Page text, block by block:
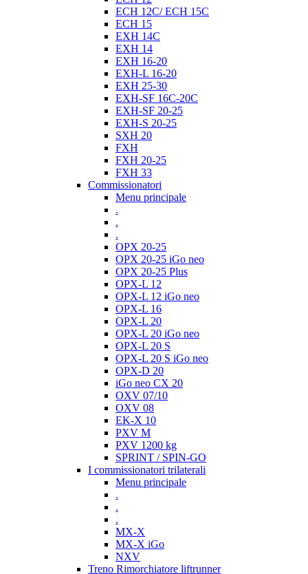
ECH 12C/ ECH 15C
ECH 15
EXH 14C
EXH 14
EXH 16-20
EXH-L 16-20
EXH 25-30
EXH-SF 16C-20C
EXH-SF 20-25
EXH-S 20-25
SXH 20
FXH
FXH 20-25
FXH 33
Commissionatori
Menu principale
.
.
.
OPX 20-25
OPX 20-25 iGo neo
OPX 20-25 Plus
OPX-L 12
OPX-L 12 iGo neo
OPX-L 16
OPX-L 20
OPX-L 20 iGo neo
OPX-L 20 S
OPX-L 20 S iGo neo
OPX-D 20
iGo neo CX 20
OXV 07/10
OXV 08
EK-X 10
PXV M
PXV 1200 kg
SPRINT / SPIN-GO
I commissionatori trilaterali
Menu principale
.
.
.
MX-X
MX-X iGo
NXV
Treno Rimorchiatore liftrunner